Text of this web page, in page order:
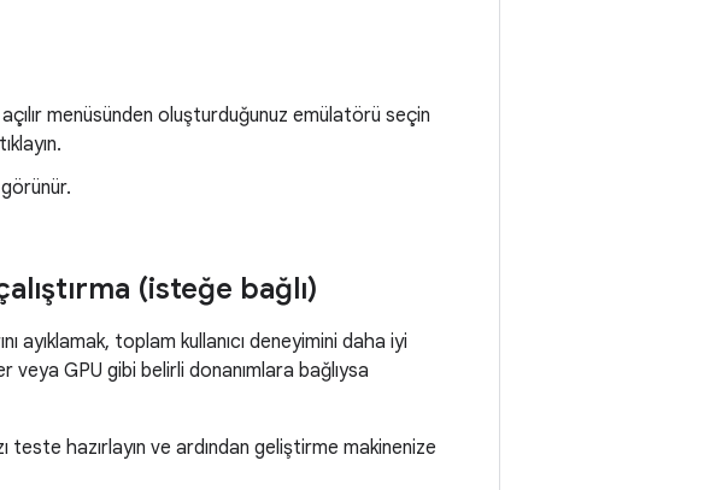
açılır menüsünden oluşturduğunuz emülatörü seçin
(isteğe bağlı)
ayıklamak, toplam kullanıcı deneyimini daha iyi
GPU gibi belirli donanımlara bağlıysa
teste hazırlayın ve ardından geliştirme makinenize